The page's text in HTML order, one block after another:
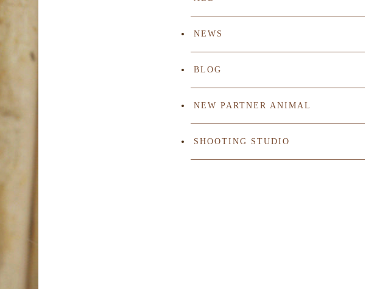
NEWS
BLOG
NEW PARTNER ANIMAL
SHOOTING STUDIO